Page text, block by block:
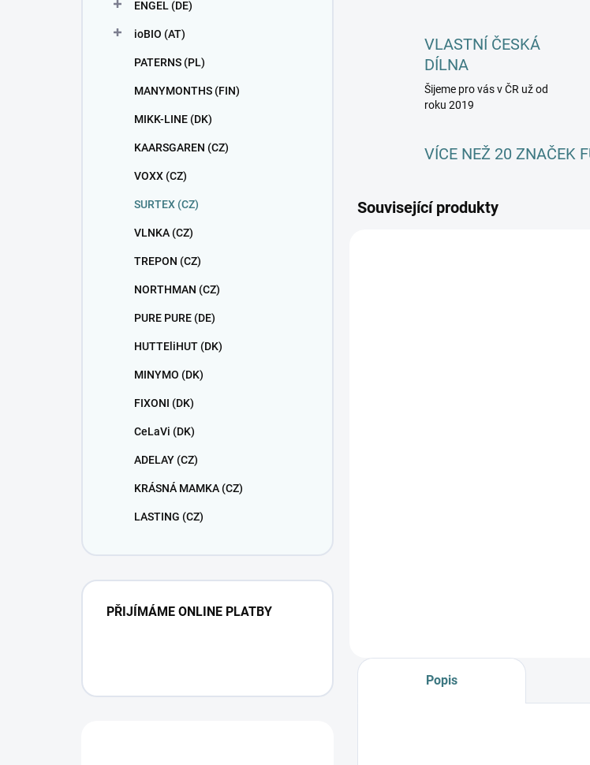
ENGEL (DE)
ioBIO (AT)
PATERNS (PL)
MANYMONTHS (FIN)
MIKK-LINE (DK)
KAARSGAREN (CZ)
VOXX (CZ)
SURTEX (CZ)
VLNKA (CZ)
TREPON (CZ)
NORTHMAN (CZ)
PURE PURE (DE)
HUTTEliHUT (DK)
MINYMO (DK)
FIXONI (DK)
CeLaVi (DK)
ADELAY (CZ)
KRÁSNÁ MAMKA (CZ)
LASTING (CZ)
PŘIJÍMÁME ONLINE PLATBY
VLASTNÍ ČESKÁ
DÍLNA
Šijeme pro vás v ČR už od
roku 2019
VÍCE NEŽ 20 ZNAČEK
Související produkty
hedvábí.
NeobsahujePopis